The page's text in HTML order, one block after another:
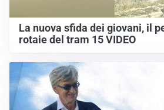
La nuova sfida dei giovani, il
rotaie del tram 15 VIDEO